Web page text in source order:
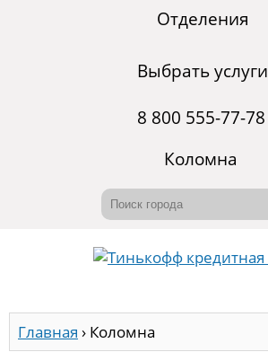
Отделения
Выбрать услуги
8 800 555-77-78
Коломна
Главная › Коломна